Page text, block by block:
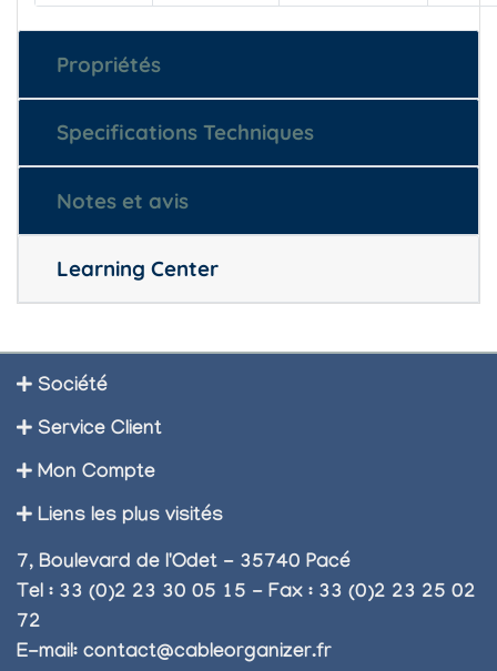
Propriétés
Specifications Techniques
Notes et avis
Learning Center
Société
Service Client
Mon Compte
Liens les plus visités
7, Boulevard de l'Odet - 35740 Pacé
Tel : 33 (0)2 23 30 05 15 - Fax : 33 (0)2 23 25 02
72
E-mail: contact@cableorganizer.fr